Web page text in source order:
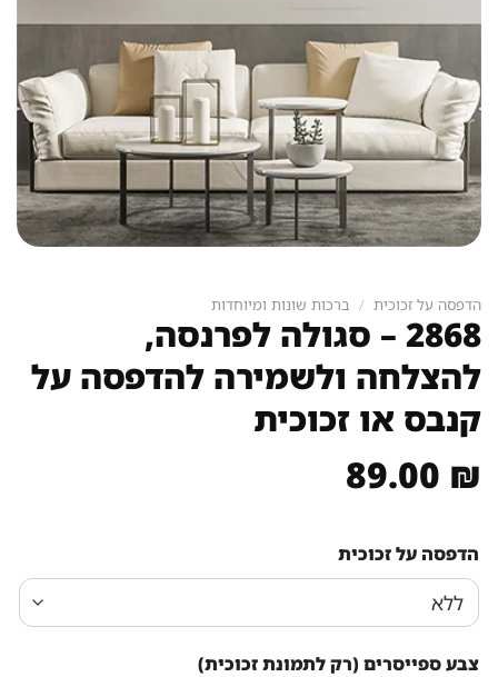
הדפסה על זכוכית / ברכות שונות ומיוחדות
2868 – סגולה לפרנסה,
להצלחה ולשמירה להדפסה על
קנבס או זכוכית
89.00 ₪
הדפסה על זכוכית
צבע ספייסרים (רק לתמונת זכוכית)